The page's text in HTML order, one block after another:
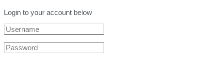
Login to your account below